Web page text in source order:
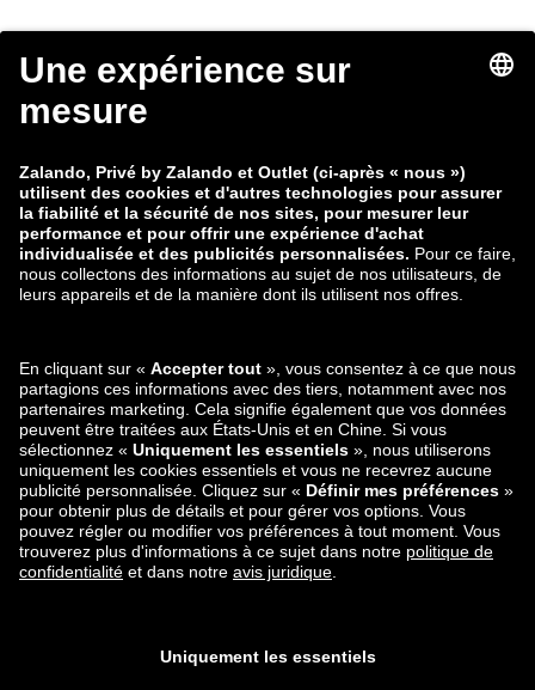
Lounge by Zalando
Protection des données
Traitement des données
Rétractation
CGV
Carrière
Mode de paiement
Expédition et partenaire de
livraison
Retrouvez-nous aussi sur Applications mobiles